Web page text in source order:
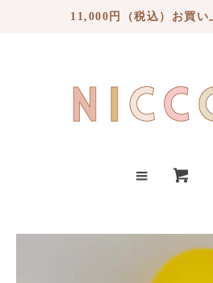
11,000円（税込）お買い